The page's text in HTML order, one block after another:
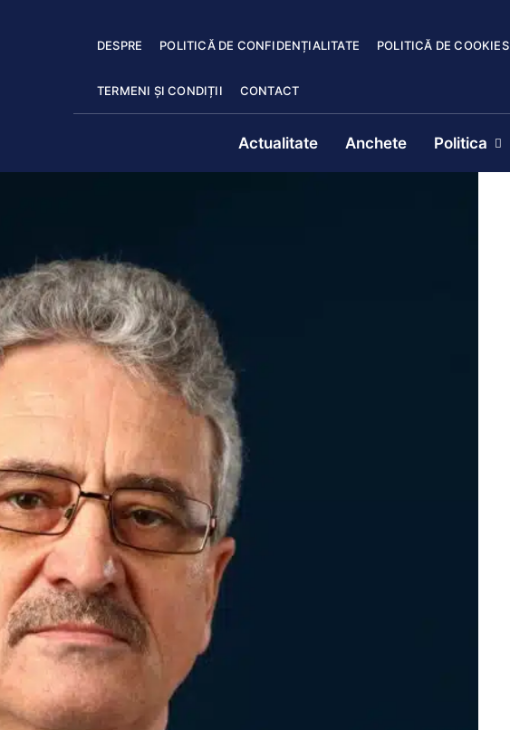
DESPRE POLITICĂ DE CONFIDENȚIALITATE POLITICĂ DE COOKIES
TERMENI ȘI CONDIȚII CONTACT
Actualitate Anchete Politica